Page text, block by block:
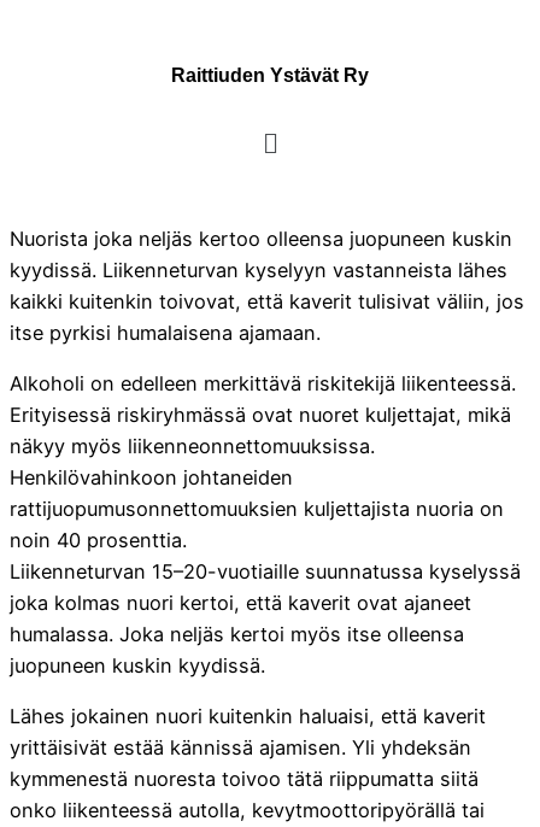
Raittiuden Ystävät Ry
Nuorista joka neljäs kertoo olleensa juopuneen kuskin
kyydissä. Liikenneturvan kyselyyn vastanneista lähes
kaikki kuitenkin toivovat, että kaverit tulisivat väliin, jos
itse pyrkisi humalaisena ajamaan.
Alkoholi on edelleen merkittävä riskitekijä liikenteessä.
Erityisessä riskiryhmässä ovat nuoret kuljettajat, mikä
näkyy myös liikenneonnettomuuksissa.
Henkilövahinkoon johtaneiden
rattijuopumusonnettomuuksien kuljettajista nuoria on
noin 40 prosenttia.
Liikenneturvan 15–20-vuotiaille suunnatussa kyselyssä
joka kolmas nuori kertoi, että kaverit ovat ajaneet
humalassa. Joka neljäs kertoi myös itse olleensa
juopuneen kuskin kyydissä.
Lähes jokainen nuori kuitenkin haluaisi, että kaverit
yrittäisivät estää kännissä ajamisen. Yli yhdeksän
kymmenestä nuoresta toivoo tätä riippumatta siitä
onko liikenteessä autolla, kevytmoottoripyörällä tai